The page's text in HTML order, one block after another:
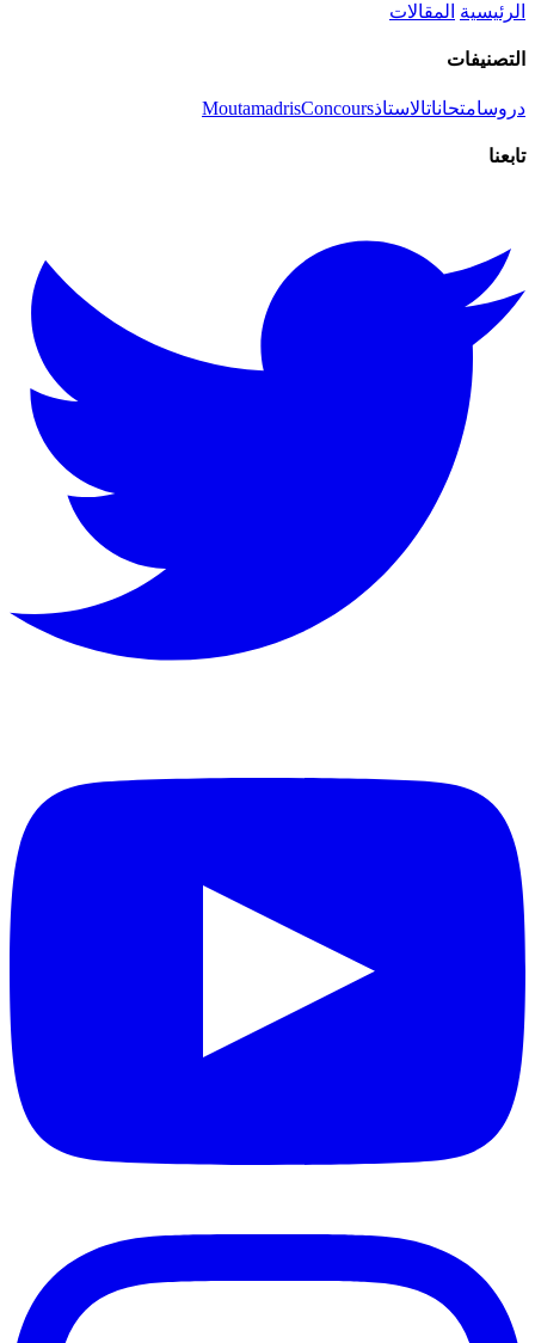
الرئيسية المقالات
التصنيفات
دروسامتحاناتالاستاذ MoutamadrisConcours
تابعنا